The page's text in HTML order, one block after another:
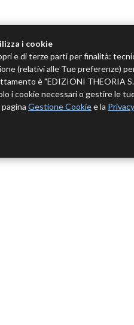
i cookie
e di terze parti per finalità:
(relativi alle Tue preferenze)
è "EDIZIONI THEORIA
i cookie necessari o gestire le
Gestione Cookiee la